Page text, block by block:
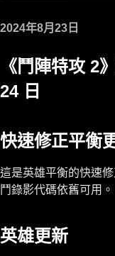
2018
2024年8月23日
《鬥陣特攻 2
24 日
快速修正平衡
這是英雄平衡的快速
鬥錄影代碼依舊可用。
英雄更新